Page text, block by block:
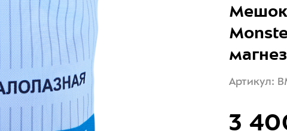
Мешок
Артикул:
3